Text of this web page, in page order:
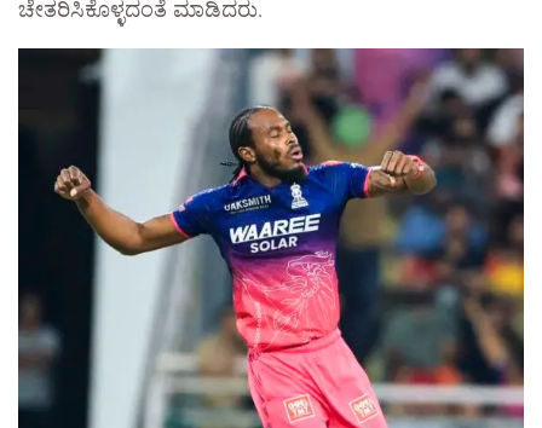
ಚೇತರಿಸಿಕೊಳ್ಳದಂತೆ ಮಾಡಿದರು.​